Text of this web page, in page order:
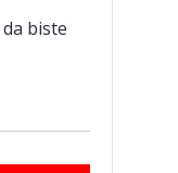
biste